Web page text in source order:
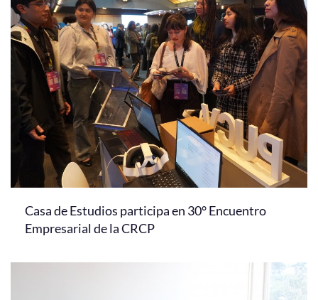
Casa de Estudios participa en 30° Encuentro
Empresarial de la CRCP